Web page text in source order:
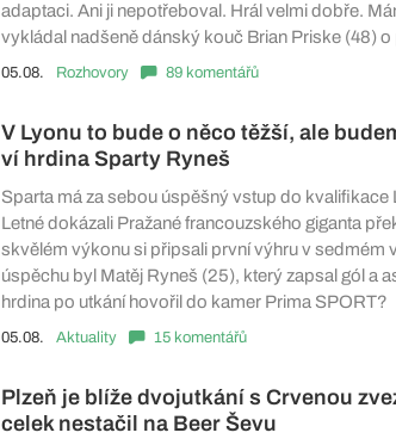
adaptaci. Ani ji nepotřeboval. Hrál velmi dobře.
vykládal nadšeně dánský kouč Brian Priske (48)
05.08. Rozhovory 89 komentářů
V Lyonu to bude o něco těžší, ale
ví hrdina Sparty Ryneš
Sparta má za sebou úspěšný vstup do kvalifikace
Letné dokázali Pražané francouzského giganta
skvělém výkonu si připsali první výhru v sedmém
úspěchu byl Matěj Ryneš (25), který zapsal gól a
hrdina po utkání hovořil do kamer Prima SPORT?
05.08. Aktuality 15 komentářů
Plzeň je blíže dvojutkání s Crvenou
celek nestačil na Beer Ševu